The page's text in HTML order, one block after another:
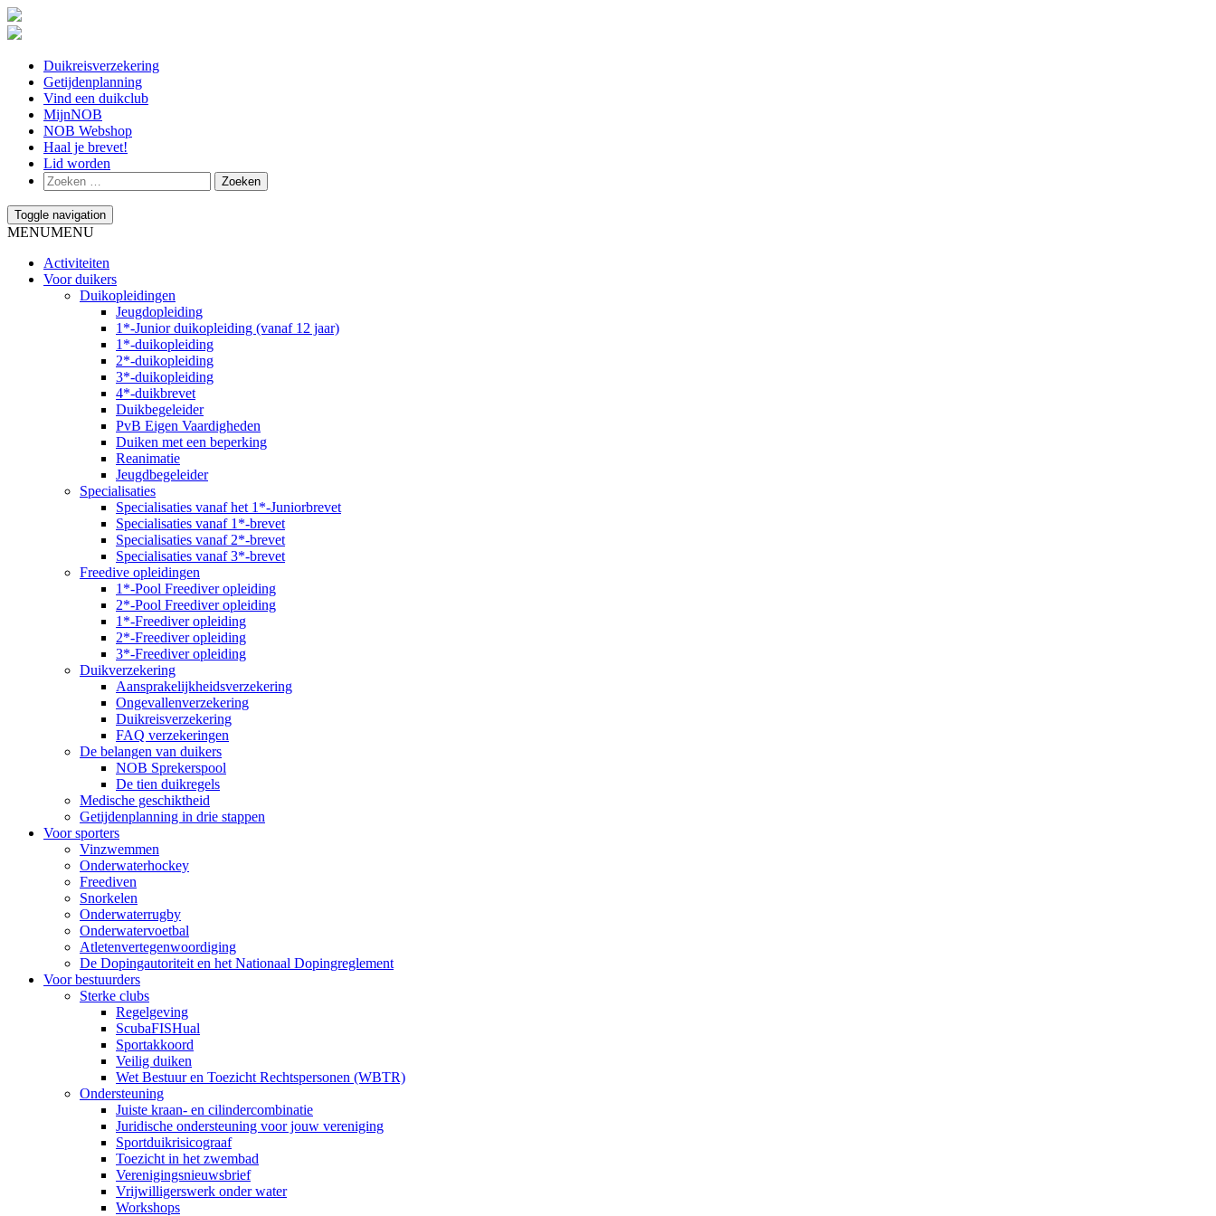
Duikreisverzekering
Getijdenplanning
Vind een duikclub
MijnNOB
NOB Webshop
Haal je brevet!
Lid worden
Toggle navigation
MENUMENU
Activiteiten
Voor duikers
Duikopleidingen
Jeugdopleiding
1*-Junior duikopleiding (vanaf 12 jaar)
1*-duikopleiding
2*-duikopleiding
3*-duikopleiding
4*-duikbrevet
Duikbegeleider
PvB Eigen Vaardigheden
Duiken met een beperking
Reanimatie
Jeugdbegeleider
Specialisaties
Specialisaties vanaf het 1*-Juniorbrevet
Specialisaties vanaf 1*-brevet
Specialisaties vanaf 2*-brevet
Specialisaties vanaf 3*-brevet
Freedive opleidingen
1*-Pool Freediver opleiding
2*-Pool Freediver opleiding
1*-Freediver opleiding
2*-Freediver opleiding
3*-Freediver opleiding
Duikverzekering
Aansprakelijkheidsverzekering
Ongevallenverzekering
Duikreisverzekering
FAQ verzekeringen
De belangen van duikers
NOB Sprekerspool
De tien duikregels
Medische geschiktheid
Getijdenplanning in drie stappen
Voor sporters
Vinzwemmen
Onderwaterhockey
Freediven
Snorkelen
Onderwaterrugby
Onderwatervoetbal
Atletenvertegenwoordiging
De Dopingautoriteit en het Nationaal Dopingreglement
Voor bestuurders
Sterke clubs
Regelgeving
ScubaFISHual
Sportakkoord
Veilig duiken
Wet Bestuur en Toezicht Rechtspersonen (WBTR)
Ondersteuning
Juiste kraan- en cilindercombinatie
Juridische ondersteuning voor jouw vereniging
Sportduikrisicograaf
Toezicht in het zwembad
Verenigingsnieuwsbrief
Vrijwilligerswerk onder water
Workshops